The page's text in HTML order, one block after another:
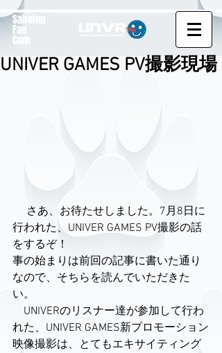
Saboinu
Fan
Com
UNIVER GAMES PV撮影現場
行われた、UNIVER GAMES PV撮影の話
をするぞ！
事の始まりは前回の記事に書いた通り
なので、そちらを読んでいただきた
い。
UNIVERのリスナー達が参加して行わ
れた、UNIVER GAMES新プロモーション
映像撮影は、とてもエキサイティング